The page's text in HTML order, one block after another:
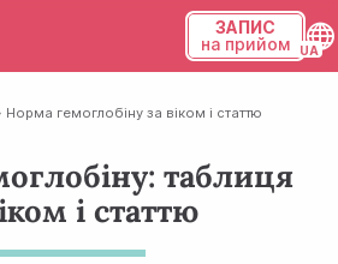
ЗАПИС
на прийом
Норма гемоглобіну за віком і статтю
таблиця
і статтю